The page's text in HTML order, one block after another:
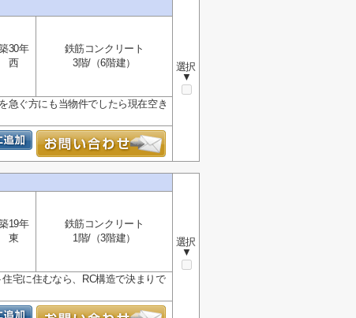
選択
▼
30年
西
鉄筋コンクリート
3階/（6階建）
急ぐ方にも当物件でしたら現在空き
選択
▼
19年
東
鉄筋コンクリート
1階/（3階建）
宅に住むなら、RC構造で決まりで